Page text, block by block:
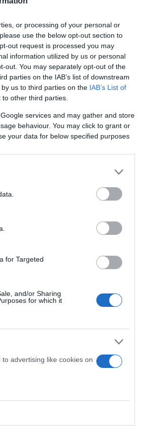
or processing of your personal or
use the below opt-out section to
out request is processed you may
information utilized by us or personal
out. You may separately opt-out of the
parties on the IAB’s list of downstream
us to third parties on the IAB’s List of
other third parties.
services and may gather and store
behaviour. You may click to grant or
your data for below specified purposes
for Targeted
and/or Sharing
for which it
advertising like cookies on
τόσο εμένα, όσο φαντάζομαι
νύξη, από την εισήγηση του
μας.
γελοιοποίησης;
τη βολική σιωπή, ή ακόμα
με το χειρότερο
συνέδριο, που έβαζε το
που έπρεπε να δούμε ότι